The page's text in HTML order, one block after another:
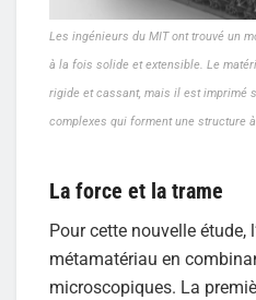
Les ingénieurs du MIT ont trouvé un
à la fois solide et extensible. Le
rigide et cassant, mais il est imprimé
complexes qui forment une structure
La force et la trame
Pour cette nouvelle étude,
métamatériau en
microscopiques. La